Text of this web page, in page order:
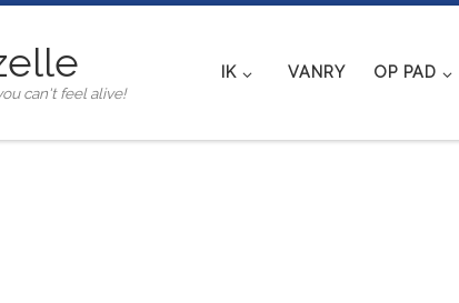
can't feel alive!
IK VANRY OP PAD